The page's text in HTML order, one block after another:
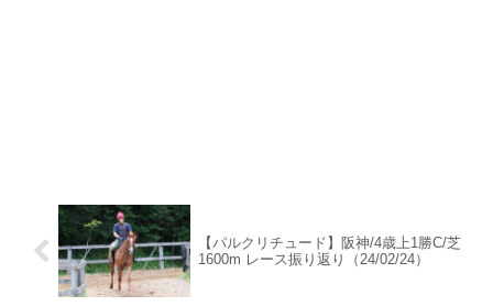
【パルクリチュード】阪神/4歳上1勝C/芝
1600m レース振り返り（24/02/24）